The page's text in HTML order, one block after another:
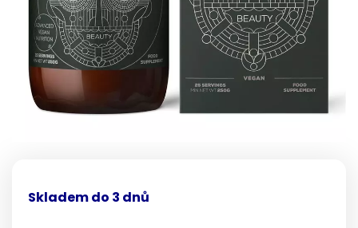
Skladem do 3 dnů